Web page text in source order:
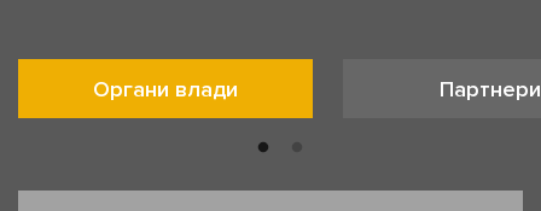
Органи влади Партнери